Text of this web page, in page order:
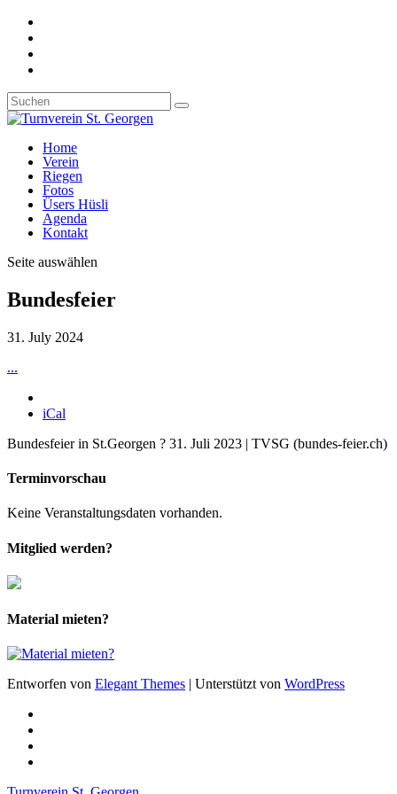
Home
Verein
Riegen
Fotos
Üsers Hüsli
Agenda
Kontakt
Seite auswählen
Bundesfeier
31. July 2024
...
iCal
Bundesfeier in St.Georgen ? 31. Juli 2023 | TVSG (bundes-feier.ch)
Terminvorschau
Keine Veranstaltungsdaten vorhanden.
Mitglied werden?
Material mieten?
Entworfen von Elegant Themes | Unterstützt von WordPress